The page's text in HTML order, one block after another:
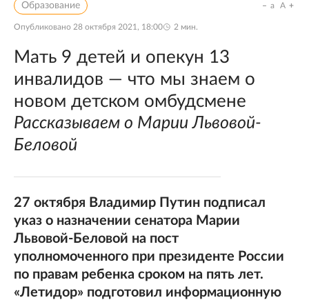
Образование
Опубликовано 28 октября 2021, 18:00 2 мин.
a A
Мать 9 детей и опекун 13
инвалидов — что мы знаем о
новом детском омбудсмене
Рассказываем о Марии Львовой-
Беловой
27 октября Владимир Путин подписал
указ о назначении сенатора Марии
Львовой-Беловой на пост
уполномоченного при президенте России
по правам ребенка сроком на пять лет.
«Летидор» подготовил информационную